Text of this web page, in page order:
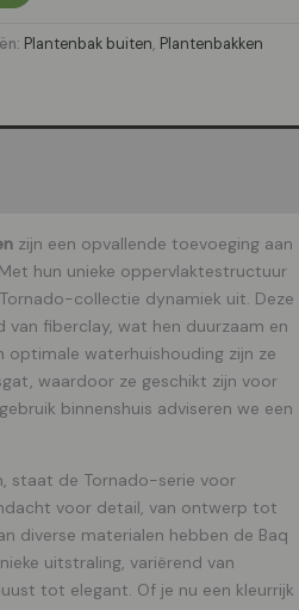
Plantenbak buiten, Plantenbakken
zijn een opvallende toevoeging aan
hun unieke oppervlaktestructuur
collectie dynamiek uit. Deze
van fiberclay, wat hen duurzaam en
waterhuishouding zijn ze
waardoor ze geschikt zijn voor
binnenshuis adviseren we een
staat de Tornado-serie voor
voor detail, van ontwerp tot
diverse materialen hebben de Baq
uitstraling, variërend van
tot elegant. Of je nu een kleurrijk